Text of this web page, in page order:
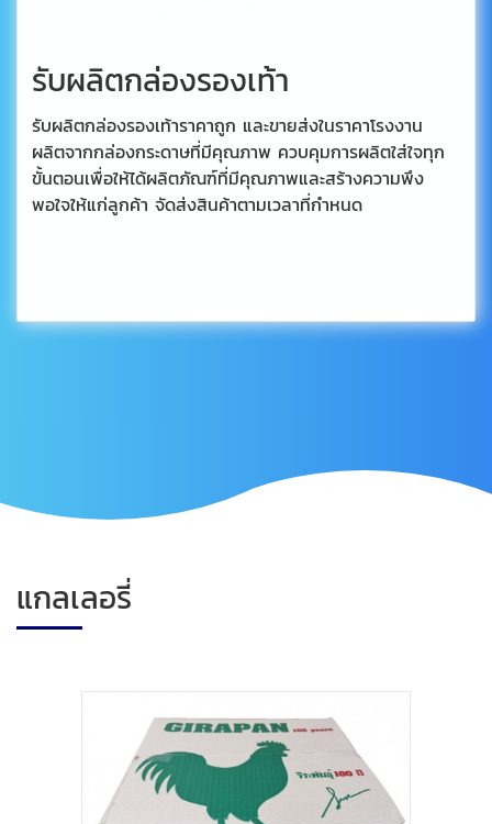
รับผลิตกล่องรองเท้า
รับผลิตกล่องรองเท้าราคาถูก และขายส่งในราคาโรงงาน
ผลิตจากกล่องกระดาษที่มีคุณภาพ ควบคุมการผลิตใส่ใจทุก
ขั้นตอนเพื่อให้ได้ผลิตภัณฑ์ที่มีคุณภาพและสร้างความพึง
พอใจให้แก่ลูกค้า จัดส่งสินค้าตามเวลาที่กำหนด
แกลเลอรี่